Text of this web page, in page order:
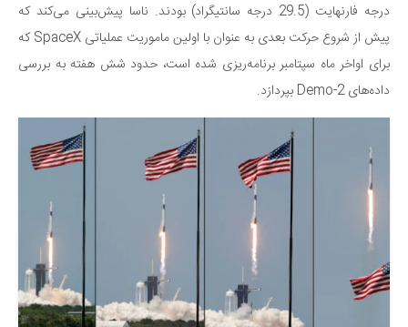
درجه فارنهایت (29.5 درجه سانتیگراد) بودند. ناسا پیش‌بینی می‌کند که
پیش از شروع حرکت بعدی به عنوان با اولین ماموریت عملیاتی SpaceX که
برای اواخر ماه سپتامبر برنامه‌ریزی شده است، حدود شش هفته به بررسی
داده‌های Demo-2 بپردازد.